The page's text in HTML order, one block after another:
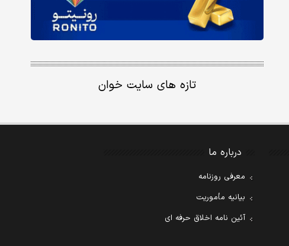
تازه های سایت خوان
درباره ما
معرفی روزنامه
بیانیه مأموریت
آئین نامه اخلاق حرفه ای